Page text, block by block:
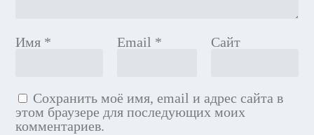
Имя * Email * Сайт
Сохранить моё имя, email и адрес сайта в
этом браузере для последующих моих
комментариев.